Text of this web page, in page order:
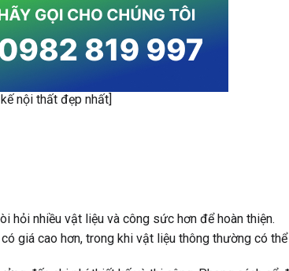
nội thất đẹp nhất]
hỏi nhiều vật liệu và công sức hơn để hoàn thiện.
giá cao hơn, trong khi vật liệu thông thường có